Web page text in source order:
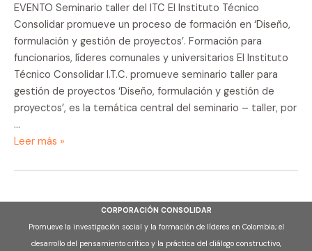
EVENTO Seminario taller del ITC El Instituto Técnico
Consolidar promueve un proceso de formación en ‘Diseño,
formulación y gestión de proyectos’. Formación para
funcionarios, líderes comunales y universitarios El Instituto
Técnico Consolidar I.T.C. promueve seminario taller para
gestión de proyectos ‘Diseño, formulación y gestión de
proyectos’, es la temática central del seminario – taller, por
…
Seminario
del
Leer más »
CORPORACIÓN CONSOLIDAR
Promueve la investigación social y la formación de líderes en Colombia; el
desarrollo del pensamiento crítico y la práctica del diálogo constructivo,